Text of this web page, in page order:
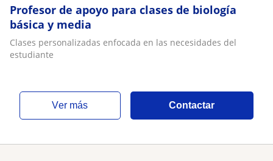
Profesor de apoyo para clases de biología
básica y media
Clases personalizadas enfocada en las necesidades del
estudiante
ver más Contactar